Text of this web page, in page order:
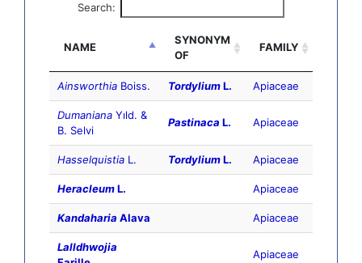
Search:
NAME
SYNONYM
OF
FAMILY
Ainsworthia Boiss. TordyliumL. Apiaceae
Dumaniana Yıld. &
B. Selvi
Pastinaca L. Apiaceae
Hasselquistia L. TordyliumL. Apiaceae
HeracleumL. Apiaceae
Kandaharia Alava Apiaceae
Lalldhwojia
Apiaceae